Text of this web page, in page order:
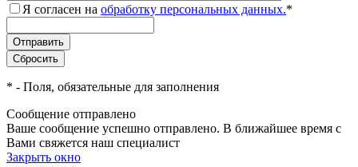
Я согласен на обработку персональных данных.*
* - Поля, обязательные для заполнения
Сообщение отправлено
Ваше сообщение успешно отправлено. В ближайшее время с
Вами свяжется наш специалист
Закрыть окно